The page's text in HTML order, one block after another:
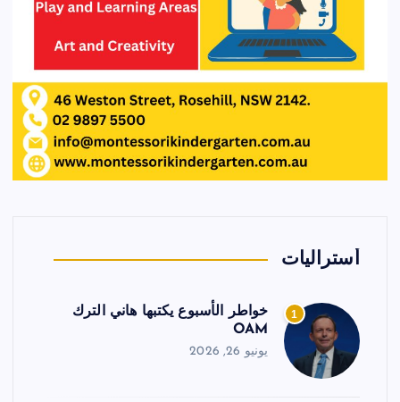
أستراليات
1
خواطر الأسبوع يكتبها هاني الترك
OAM
يونيو 26, 2026